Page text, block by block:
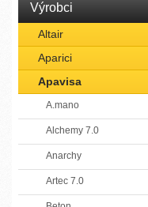
Výrobci
Altair
Aparici
Apavisa
A.mano
Alchemy 7.0
Anarchy
Artec 7.0